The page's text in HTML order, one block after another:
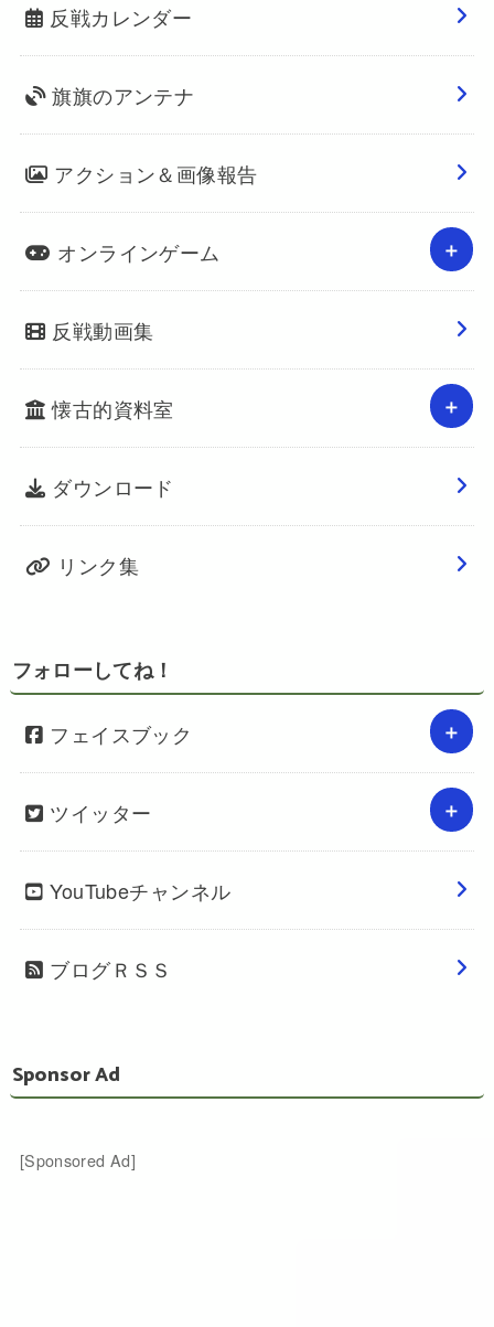
反戦カレンダー
旗旗のアンテナ
アクション＆画像報告
オンラインゲーム
反戦動画集
懐古的資料室
ダウンロード
リンク集
フォローしてね！
フェイスブック
ツイッター
YouTubeチャンネル
ブログＲＳＳ
Sponsor Ad
[Sponsored Ad]